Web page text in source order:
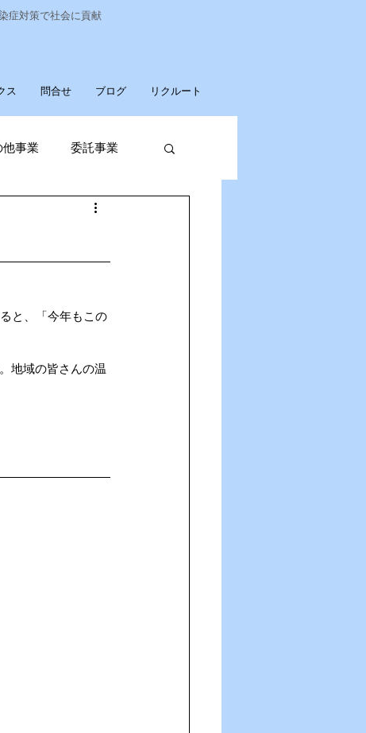
症対策で社会に貢献
ス 問合せ ブログ リクルート
他事業 委託事業
と、「今年もこの
地域の皆さんの温